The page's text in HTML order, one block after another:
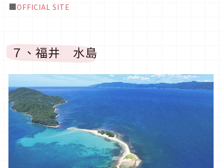
■OFFICIAL SITE
７、福井 水島